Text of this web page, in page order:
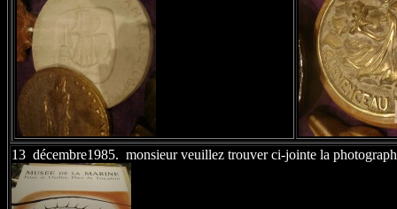
13 décembre1985. monsieur veuillez trouver ci-jointe la